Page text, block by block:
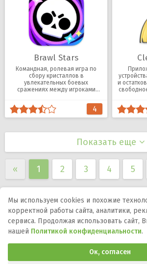
Brawl Stars
Командная, ролевая игра по
сбору кристаллов в
увлекательных боевых
сражениях между игроками
4
и
Показать еще
« 1 2 3 4 5
Мы в соцсетях:
DMCA Правообладателям
конфиденциальности
Программы и игры для телефона, планшета
Мы используем cookies и похожие
корректной работы сайта, аналитики,
сервиса. Продолжая использовать сайт,
нашей Политикой конфиденциальности.
Ок, согласен